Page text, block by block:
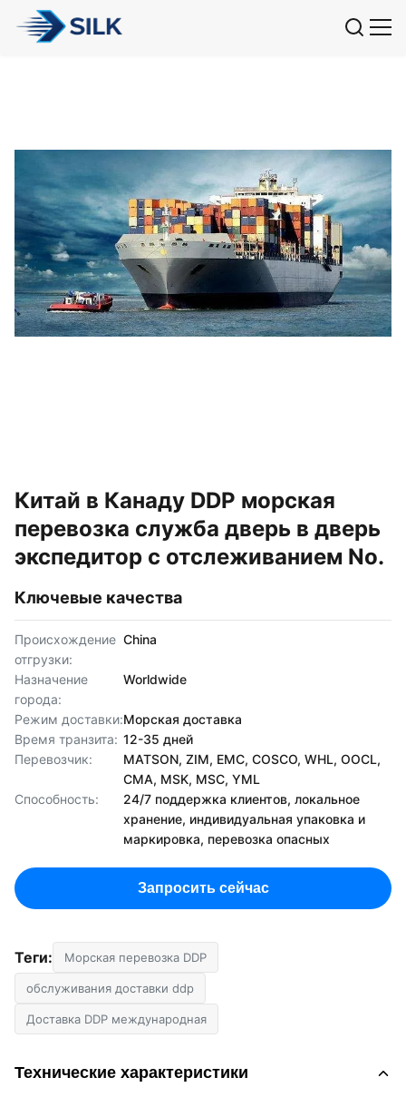
Китай в Канаду DDP морская
перевозка служба дверь в дверь
экспедитор с отслеживанием No.
Ключевые качества
Происхождение
отгрузки:
China
Назначение
города:
Worldwide
Режим доставки:Морская доставка
Время транзита: 12-35 дней
Перевозчик:
MATSON, ZIM, EMC, COSCO, WHL, OOCL,
CMA, MSK, MSC, YML
Способность:
24/7 поддержка клиентов, локальное
хранение, индивидуальная упаковка и
маркировка, перевозка опасных
Запросить сейчас
Теги: Морская перевозка DDP
обслуживания доставки ddp
Доставка DDP международная
Технические характеристики